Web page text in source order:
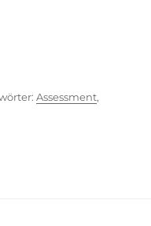
Schlagwörter
Assessment,